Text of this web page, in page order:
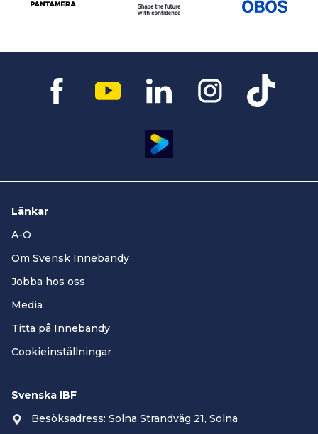
Länkar
A-Ö
Om Svensk Innebandy
Jobba hos oss
Media
Titta på Innebandy
Cookieinställningar
Svenska IBF
Besöksadress: Solna Strandväg 21, Solna